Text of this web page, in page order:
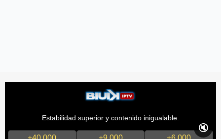
Estabilidad superior y contenido inigualable.
🔇